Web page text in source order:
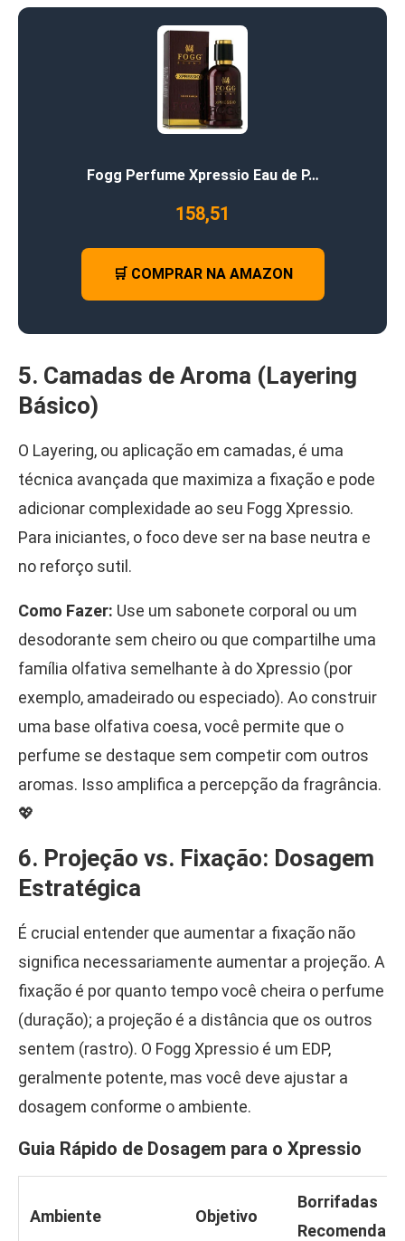
Fogg Perfume Xpressio Eau de P…
158,51
🛒 COMPRAR NA AMAZON
5. Camadas de Aroma (Layering
Básico)
O Layering, ou aplicação em camadas, é uma
técnica avançada que maximiza a fixação e pode
adicionar complexidade ao seu Fogg Xpressio.
Para iniciantes, o foco deve ser na base neutra e
no reforço sutil.
Como Fazer: Use um sabonete corporal ou um
desodorante sem cheiro ou que compartilhe uma
família olfativa semelhante à do Xpressio (por
exemplo, amadeirado ou especiado). Ao construir
uma base olfativa coesa, você permite que o
perfume se destaque sem competir com outros
aromas. Isso amplifica a percepção da fragrância.
💖
6. Projeção vs. Fixação: Dosagem
Estratégica
É crucial entender que aumentar a fixação não
significa necessariamente aumentar a projeção. A
fixação é por quanto tempo você cheira o perfume
(duração); a projeção é a distância que os outros
sentem (rastro). O Fogg Xpressio é um EDP,
geralmente potente, mas você deve ajustar a
dosagem conforme o ambiente.
Guia Rápido de Dosagem para o Xpressio
Ambiente Objetivo
Borrifadas